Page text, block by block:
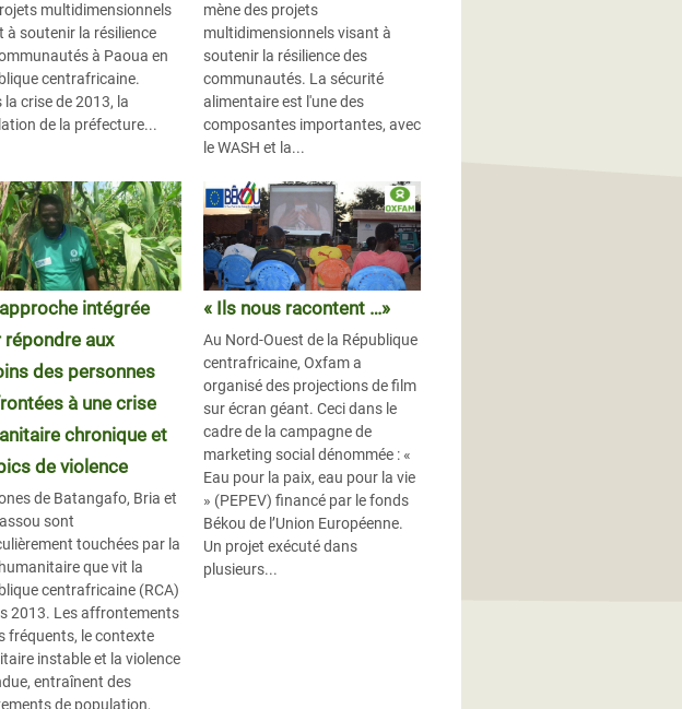
multidimensionnels
à soutenir la résilience
à Paoua en
centrafricaine.
la crise de 2013, la
de la préfecture...
mène des projets
multidimensionnels visant à
soutenir la résilience des
communautés. La sécurité
alimentaire est l'une des
composantes importantes, avec
le WASH et la...
intégrée
répondre aux
des personnes
à une crise
chronique et
de violence
de Batangafo, Bria et
sont
touchées par la
que vit la
centrafricaine (RCA)
2013. Les affrontements
fréquents, le contexte
instable et la violence
entraînent des
de population,
« Ils nous racontent …»
Au Nord-Ouest de la République
centrafricaine, Oxfam a
organisé des projections de film
sur écran géant. Ceci dans le
cadre de la campagne de
marketing social dénommée : «
Eau pour la paix, eau pour la vie
» (PEPEV) financé par le fonds
Békou de l’Union Européenne.
Un projet exécuté dans
plusieurs...